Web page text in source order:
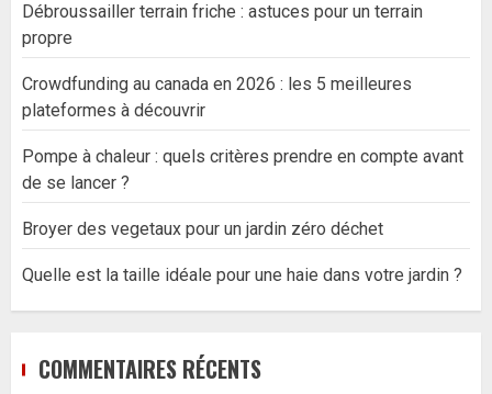
Débroussailler terrain friche : astuces pour un terrain
propre
Crowdfunding au canada en 2026 : les 5 meilleures
plateformes à découvrir
Pompe à chaleur : quels critères prendre en compte avant
de se lancer ?
Broyer des vegetaux pour un jardin zéro déchet
Quelle est la taille idéale pour une haie dans votre jardin ?
COMMENTAIRES RÉCENTS